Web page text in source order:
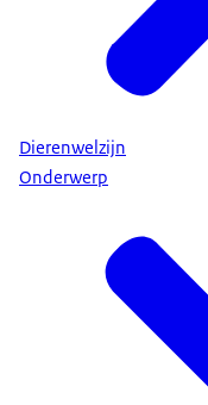
Dierenwelzijn
Onderwerp